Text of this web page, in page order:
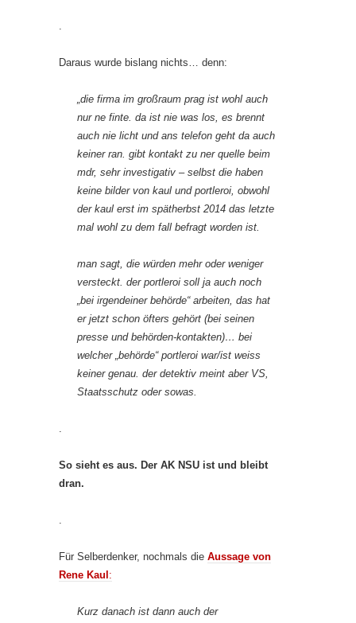
.
Daraus wurde bislang nichts… denn:
„die firma im großraum prag ist wohl auch
nur ne finte. da ist nie was los, es brennt
auch nie licht und ans telefon geht da auch
keiner ran. gibt kontakt zu ner quelle beim
mdr, sehr investigativ – selbst die haben
keine bilder von kaul und portleroi, obwohl
der kaul erst im spätherbst 2014 das letzte
mal wohl zu dem fall befragt worden ist.
man sagt, die würden mehr oder weniger
versteckt. der portleroi soll ja auch noch
„bei irgendeiner behörde“ arbeiten, das hat
er jetzt schon öfters gehört (bei seinen
presse und behörden-kontakten)… bei
welcher „behörde“ portleroi war/ist weiss
keiner genau. der detektiv meint aber VS,
Staatsschutz oder sowas.
.
So sieht es aus. Der AK NSU ist und bleibt
dran.
.
Für Selberdenker, nochmals die Aussage von
Rene Kaul :
Kurz danach ist dann auch der